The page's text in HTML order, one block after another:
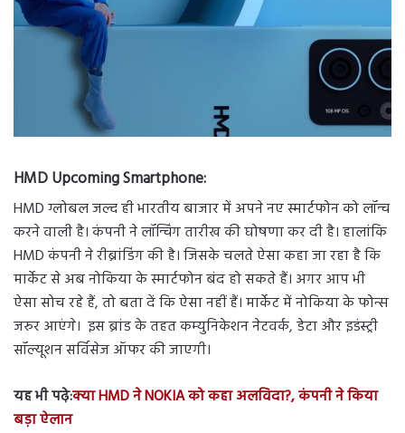
HMD Upcoming Smartphone:
HMD ग्लोबल जल्द ही भारतीय बाजार में अपने नए स्मार्टफोन को लॉन्च
करने वाली है। कंपनी ने लॉन्चिंग तारीख की घोषणा कर दी है। हालांकि
HMD कंपनी ने रीब्रांडिंग की है। जिसके चलते ऐसा कहा जा रहा है कि
मार्केट से अब नोकिया के स्मार्टफोन बंद हो सकते हैं। अगर आप भी
ऐसा सोच रहे हैं, तो बता दें कि ऐसा नहीं हैं। मार्केट में नोकिया के फोन्स
जरुर आएंगे। इस ब्रांड के तहत कम्युनिकेशन नेटवर्क, डेटा और इडंस्ट्री
सॉल्यूशन सर्विसेज ऑफर की जाएगी।
यह भी पढ़े:क्या HMD ने NOKIA को कहा अलविदा?, कंपनी ने किया
बड़ा ऐलान